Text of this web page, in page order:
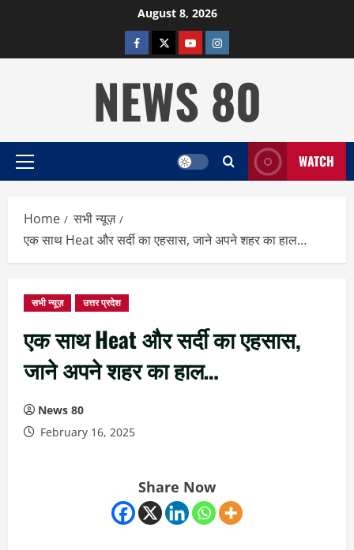
August 8, 2026
facebooktwitterYOUTUBE
instagram
NEWS 80
Primary
WATCH
Home
सभी न्यूज़
एक साथ Heat और सर्दी का एहसास, जाने अपने शहर का हाल…
सभी न्यूज़ उत्तर प्रदेश
एक साथ Heat और सर्दी का एहसास,
जाने अपने शहर का हाल…
News 80
February 16, 2025
Share Now